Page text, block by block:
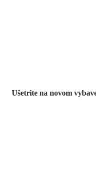
Ušetrite na novom